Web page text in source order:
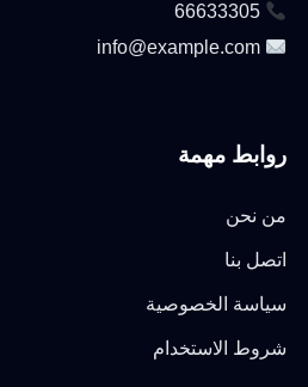
66633305
info@example.com
روابط مهمة
من نحن
اتصل بنا
سياسة الخصوصية
شروط الاستخدام